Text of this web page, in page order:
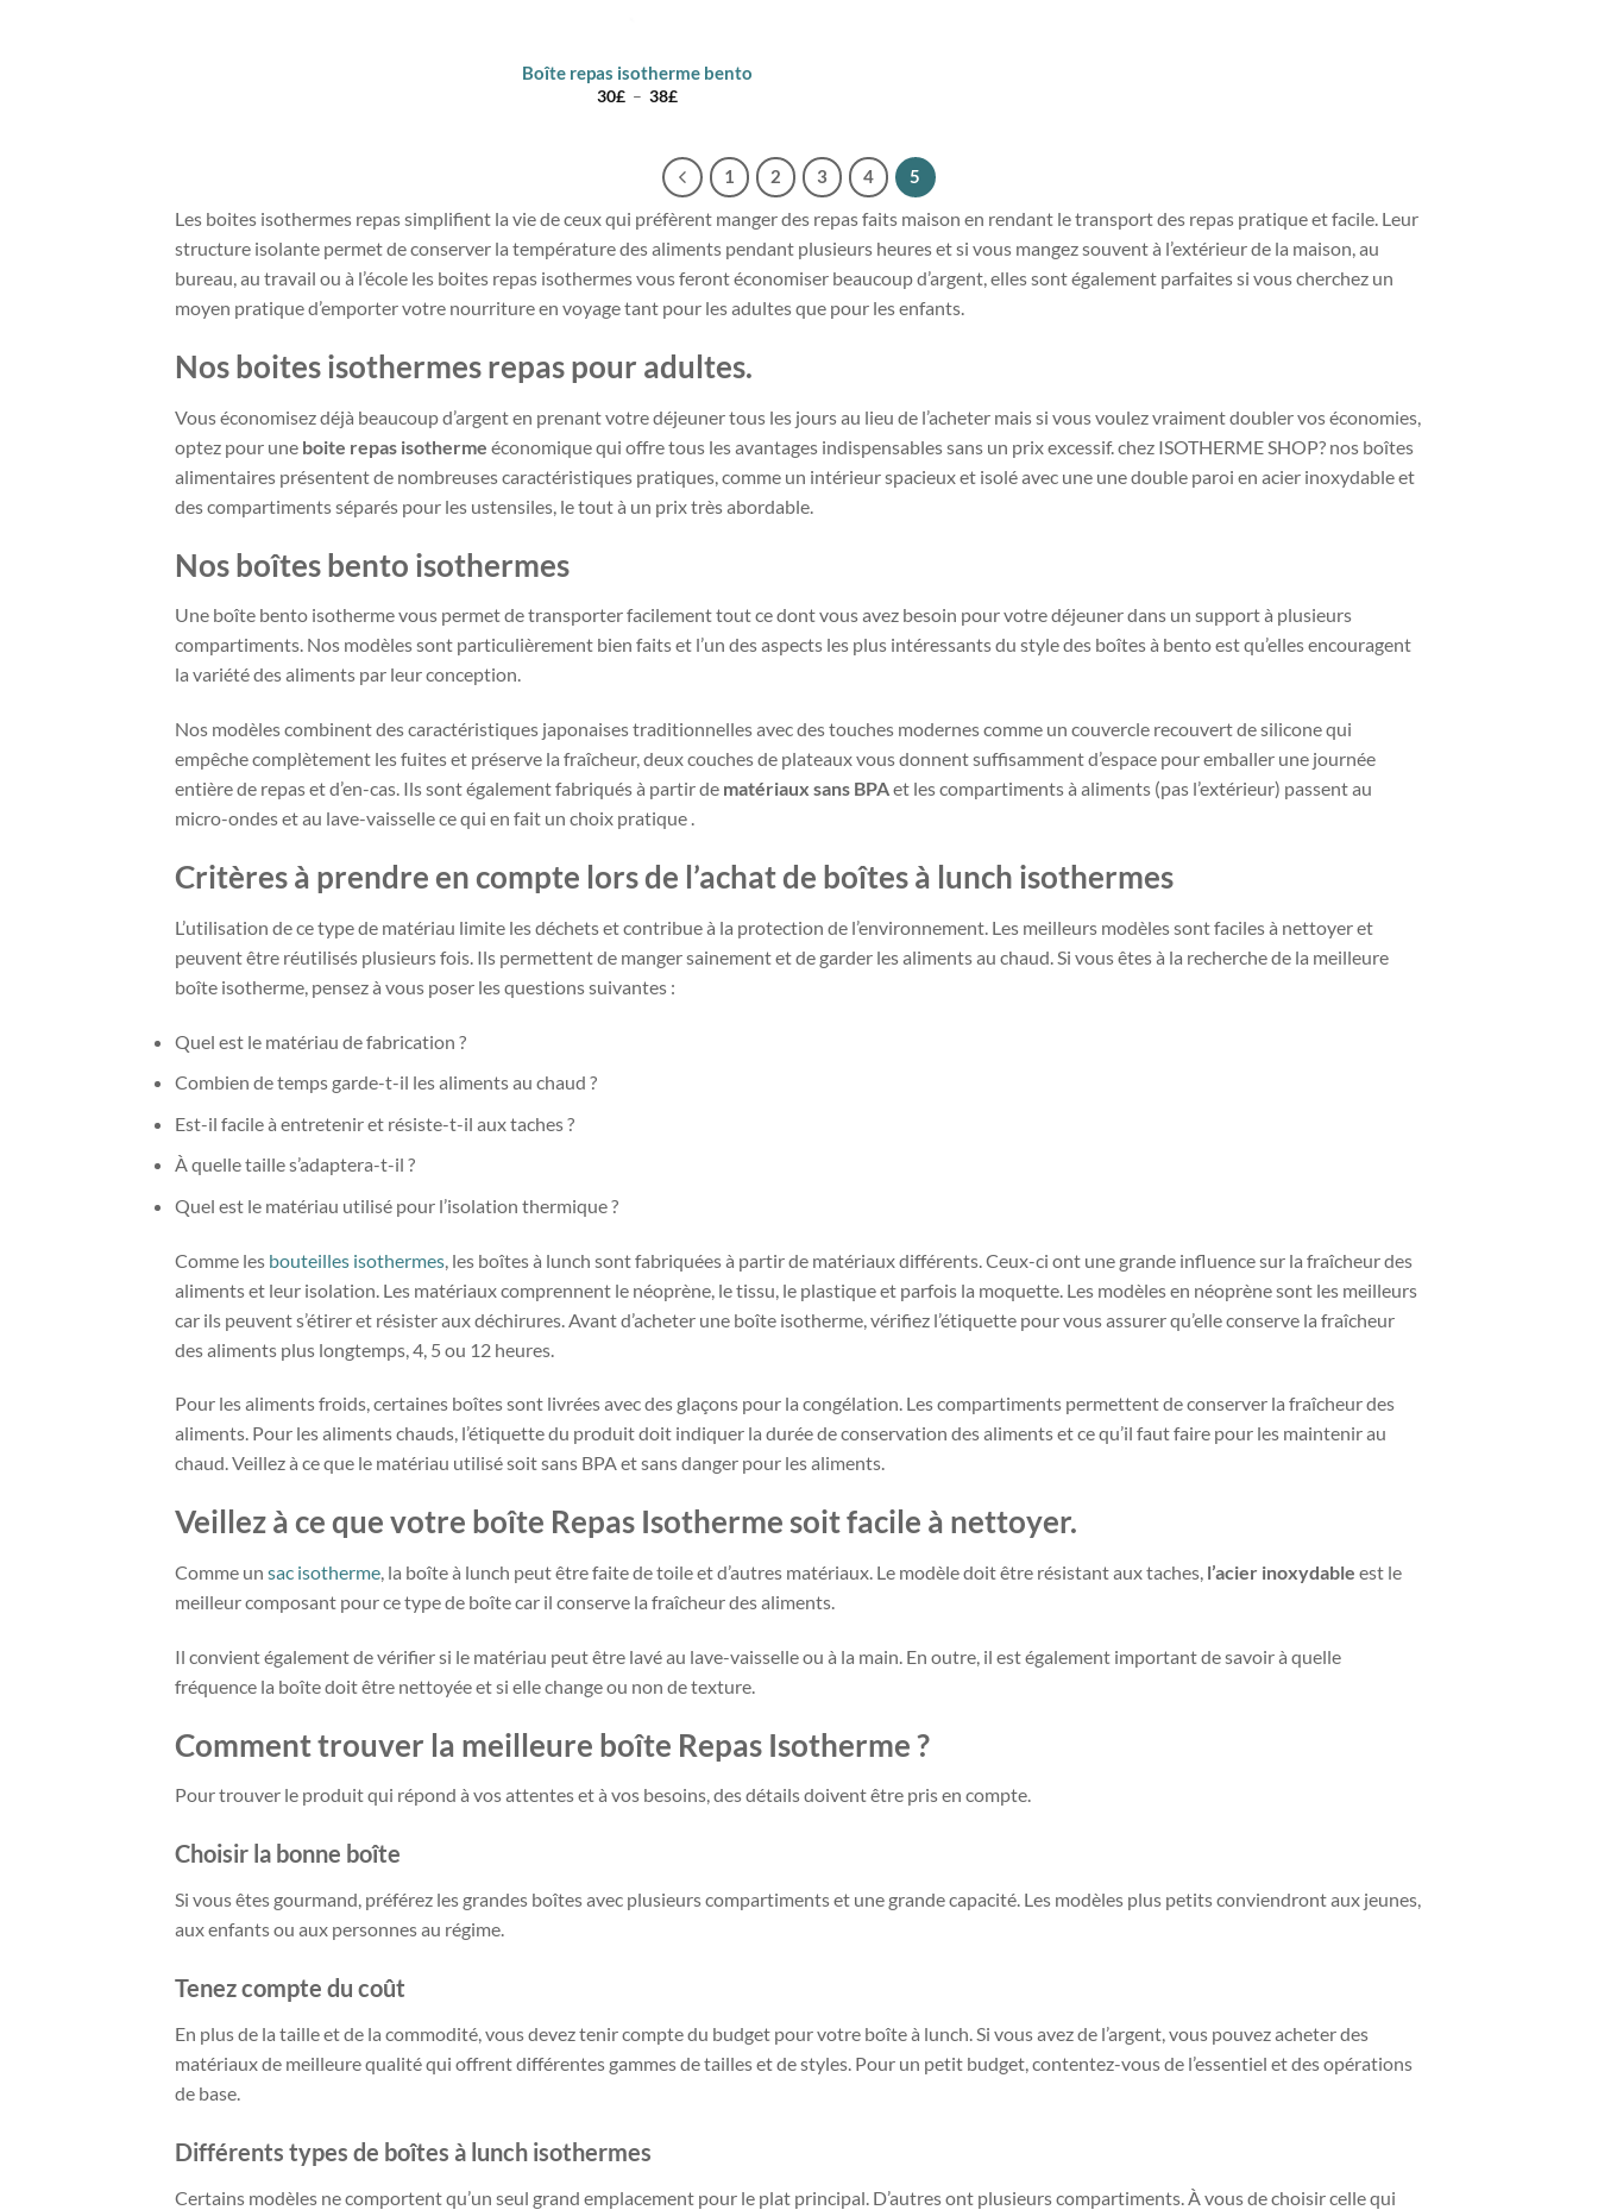
Boîte repas isotherme bento
30£ – 38£Plage
à
38£
1 2 3 4 5
Les boites isothermes repas simplifient la vie de ceux qui préfèrent manger des repas faits maison en rendant le transport des repas pratique et facile. Leur
structure isolante permet de conserver la température des aliments pendant plusieurs heures et si vous mangez souvent à l’extérieur de la maison, au
bureau, au travail ou à l’école les boites repas isothermes vous feront économiser beaucoup d’argent, elles sont également parfaites si vous cherchez un
moyen pratique d’emporter votre nourriture en voyage tant pour les adultes que pour les enfants.
Nos boites isothermes repas pour adultes.
Vous économisez déjà beaucoup d’argent en prenant votre déjeuner tous les jours au lieu de l’acheter mais si vous voulez vraiment doubler vos économies,
optez pour une boite repas isotherme économique qui offre tous les avantages indispensables sans un prix excessif. chez ISOTHERME SHOP? nos boîtes
alimentaires présentent de nombreuses caractéristiques pratiques, comme un intérieur spacieux et isolé avec une une double paroi en acier inoxydable et
des compartiments séparés pour les ustensiles, le tout à un prix très abordable.
Nos boîtes bento isothermes
Une boîte bento isotherme vous permet de transporter facilement tout ce dont vous avez besoin pour votre déjeuner dans un support à plusieurs
compartiments. Nos modèles sont particulièrement bien faits et l’un des aspects les plus intéressants du style des boîtes à bento est qu’elles encouragent
la variété des aliments par leur conception.
Nos modèles combinent des caractéristiques japonaises traditionnelles avec des touches modernes comme un couvercle recouvert de silicone qui
empêche complètement les fuites et préserve la fraîcheur, deux couches de plateaux vous donnent suffisamment d’espace pour emballer une journée
entière de repas et d’en-cas. Ils sont également fabriqués à partir de matériaux sans BPAet les compartiments à aliments (pas l’extérieur) passent au
micro-ondes et au lave-vaisselle ce qui en fait un choix pratique .
Critères à prendre en compte lors de l’achat de boîtes à lunch isothermes
L’utilisation de ce type de matériau limite les déchets et contribue à la protection de l’environnement. Les meilleurs modèles sont faciles à nettoyer et
peuvent être réutilisés plusieurs fois. Ils permettent de manger sainement et de garder les aliments au chaud. Si vous êtes à la recherche de la meilleure
boîte isotherme, pensez à vous poser les questions suivantes :
Quel est le matériau de fabrication ?
Combien de temps garde-t-il les aliments au chaud ?
Est-il facile à entretenir et résiste-t-il aux taches ?
À quelle taille s’adaptera-t-il ?
Quel est le matériau utilisé pour l’isolation thermique ?
Comme les bouteilles isothermes , les boîtes à lunch sont fabriquées à partir de matériaux différents. Ceux-ci ont une grande influence sur la fraîcheur des
aliments et leur isolation. Les matériaux comprennent le néoprène, le tissu, le plastique et parfois la moquette. Les modèles en néoprène sont les meilleurs
car ils peuvent s’étirer et résister aux déchirures. Avant d’acheter une boîte isotherme, vérifiez l’étiquette pour vous assurer qu’elle conserve la fraîcheur
des aliments plus longtemps, 4, 5 ou 12 heures.
Pour les aliments froids, certaines boîtes sont livrées avec des glaçons pour la congélation. Les compartiments permettent de conserver la fraîcheur des
aliments. Pour les aliments chauds, l’étiquette du produit doit indiquer la durée de conservation des aliments et ce qu’il faut faire pour les maintenir au
chaud. Veillez à ce que le matériau utilisé soit sans BPA et sans danger pour les aliments.
Veillez à ce que votre boîte Repas Isotherme soit facile à nettoyer.
Comme un sac isotherme, la boîte à lunch peut être faite de toile et d’autres matériaux. Le modèle doit être résistant aux taches, l’acier inoxydable est le
meilleur composant pour ce type de boîte car il conserve la fraîcheur des aliments.
Il convient également de vérifier si le matériau peut être lavé au lave-vaisselle ou à la main. En outre, il est également important de savoir à quelle
fréquence la boîte doit être nettoyée et si elle change ou non de texture.
Comment trouver la meilleure boîte Repas Isotherme ?
Pour trouver le produit qui répond à vos attentes et à vos besoins, des détails doivent être pris en compte.
Choisir la bonne boîte
Si vous êtes gourmand, préférez les grandes boîtes avec plusieurs compartiments et une grande capacité. Les modèles plus petits conviendront aux jeunes,
aux enfants ou aux personnes au régime.
Tenez compte du coût
En plus de la taille et de la commodité, vous devez tenir compte du budget pour votre boîte à lunch. Si vous avez de l’argent, vous pouvez acheter des
matériaux de meilleure qualité qui offrent différentes gammes de tailles et de styles. Pour un petit budget, contentez-vous de l’essentiel et des opérations
de base.
Différents types de boîtes à lunch isothermes
Certains modèles ne comportent qu’un seul grand emplacement pour le plat principal. D’autres ont plusieurs compartiments. À vous de choisir celle qui